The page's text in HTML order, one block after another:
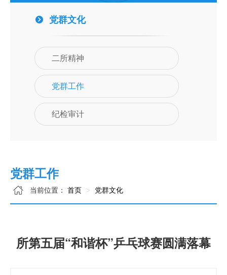
党群文化
二所精神
党群工作
纪检审计
党群工作
当前位置： 首页 党群文化
所第五届“和谐杯”乒乓球赛圆满落幕